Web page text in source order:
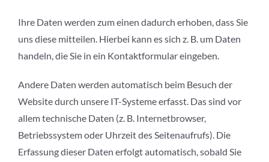
Ihre Daten werden zum einen dadurch erhoben, dass Sie
uns diese mitteilen. Hierbei kann es sich z. B. um Daten
handeln, die Sie in ein Kontaktformular eingeben.
Andere Daten werden automatisch beim Besuch der
Website durch unsere IT-Systeme erfasst. Das sind vor
allem technische Daten (z. B. Internetbrowser,
Betriebssystem oder Uhrzeit des Seitenaufrufs). Die
Erfassung dieser Daten erfolgt automatisch, sobald Sie